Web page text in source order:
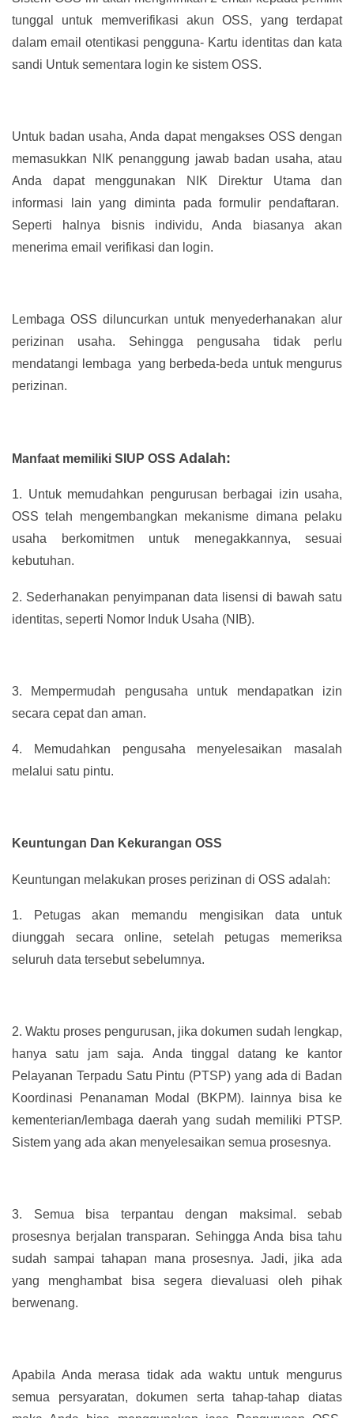
tunggal untuk memverifikasi akun OSS, yang terdapat
dalam email otentikasi pengguna- Kartu identitas dan kata
sandi Untuk sementara login ke sistem OSS.
Untuk badan usaha, Anda dapat mengakses OSS dengan
memasukkan NIK penanggung jawab badan usaha, atau
Anda dapat menggunakan NIK Direktur Utama dan
informasi lain yang diminta pada formulir pendaftaran.
Seperti halnya bisnis individu, Anda biasanya akan
menerima email verifikasi dan login.
Lembaga OSS diluncurkan untuk menyederhanakan alur
perizinan usaha. Sehingga pengusaha tidak perlu
mendatangi lembaga yang berbeda-beda untuk mengurus
perizinan.
Manfaat memiliki SIUP OSS Adalah:
1. Untuk memudahkan pengurusan berbagai izin usaha,
OSS telah mengembangkan mekanisme dimana pelaku
usaha berkomitmen untuk menegakkannya, sesuai
kebutuhan.
2. Sederhanakan penyimpanan data lisensi di bawah satu
identitas, seperti Nomor Induk Usaha (NIB).
3.
Mempermudah pengusaha untuk mendapatkan izin
secara cepat dan aman.
4.
Memudahkan pengusaha menyelesaikan masalah
melalui satu pintu.
Keuntungan Dan Kekurangan OSS
Keuntungan melakukan proses perizinan di OSS adalah:
1.
Petugas akan memandu mengisikan data untuk
diunggah secara online, setelah petugas memeriksa
seluruh data tersebut sebelumnya.
2. Waktu proses pengurusan, jika dokumen sudah lengkap,
hanya satu jam saja. Anda tinggal datang ke kantor
Pelayanan Terpadu Satu Pintu (PTSP) yang ada di Badan
Koordinasi Penanaman Modal (BKPM). lainnya bisa ke
kementerian/lembaga daerah yang sudah memiliki PTSP.
Sistem yang ada akan menyelesaikan semua prosesnya.
3.
Semua bisa terpantau dengan maksimal. sebab
prosesnya berjalan transparan. Sehingga Anda bisa tahu
sudah sampai tahapan mana prosesnya. Jadi, jika ada
yang menghambat bisa segera dievaluasi oleh pihak
berwenang.
Apabila Anda merasa tidak ada waktu untuk mengurus
semua persyaratan, dokumen serta tahap-tahap diatas